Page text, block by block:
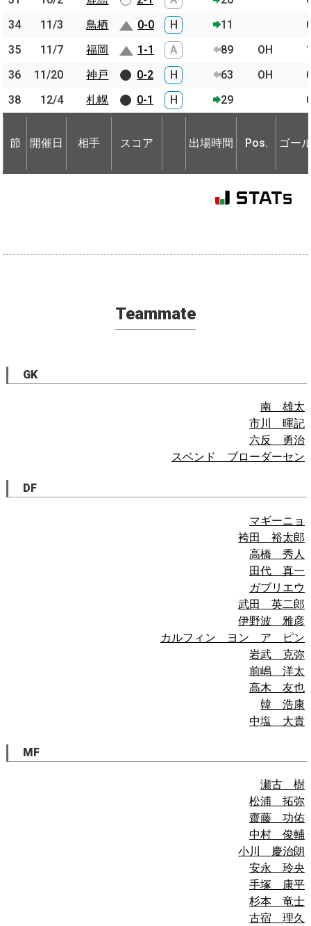
34
11/3 鳥栖 0-0 H 11
35
11/7 福岡 1-1 A 89 OH
36
11/20 神戸 0-2 H 63 OH
38
12/4 札幌 0-1 H 29
節 開催日 相手 スコア 出場時間 Pos. ゴー
34
11/3
鳥栖
35
11/7
福岡
36
11/20
神戸
38
12/4 札幌
節 開催日 相手
Teammate
GK
南 雄太
市川 暉記
六反 勇治
スベンド ブローダーセン
DF
マギーニョ
袴田 裕太郎
高橋 秀人
田代 真一
ガブリエウ
武田 英二郎
伊野波 雅彦
カルフィン ヨン ア ピン
岩武 克弥
前嶋 洋太
高木 友也
韓 浩康
中塩 大貴
MF
瀬古 樹
松浦 拓弥
齋藤 功佑
中村 俊輔
小川 慶治朗
安永 玲央
手塚 康平
杉本 竜士
古宿 理久